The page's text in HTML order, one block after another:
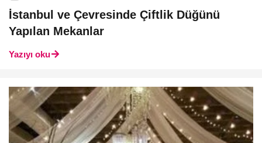
İstanbul ve Çevresinde Çiftlik Düğünü
Yapılan Mekanlar
Yazıyı oku